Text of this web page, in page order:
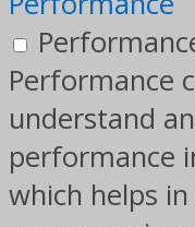
Performance
understand
performance
which helps